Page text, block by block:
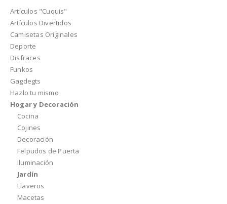
Artículos "Cuquis"
Artículos Divertidos
Camisetas Originales
Deporte
Disfraces
Funkos
Gagdegts
Hazlo tu mismo
Hogar y Decoración
Cocina
Cojines
Decoración
Felpudos de Puerta
Iluminación
Jardín
Llaveros
Macetas